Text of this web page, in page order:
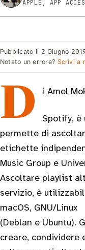
APPLE, APP
Pubblicato il 2 Giugno
Notato un errore? Scrivi a
Di Amel
Spotify, è
permette di
etichette
Music Group e
Ascoltare playlist
servizio, è
macOS, GNU/Linux
(Deblan e Ubuntu).
creare, condividere